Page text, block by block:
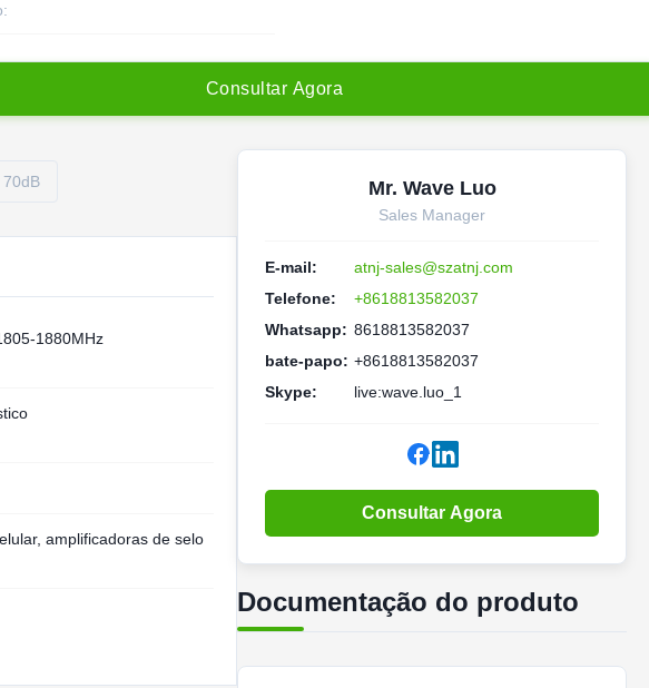
Consu tar Agora
1880MHz
amplificadoras de selo
Mr. Wave Luo
Sales Manager
E-mail:
atnj-sales@szatnj.com
Telefone:
+8618813582037
Whatsapp: 8618813582037
bate-papo: +8618813582037
Skype:
live:wave.luo_1
Consultar Agora
Documentação do produto